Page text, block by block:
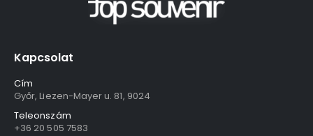
Kapcsolat
Cím
Győr, Liezen-Mayer u. 81, 9024
Teleonszám
+36 20 505 7583